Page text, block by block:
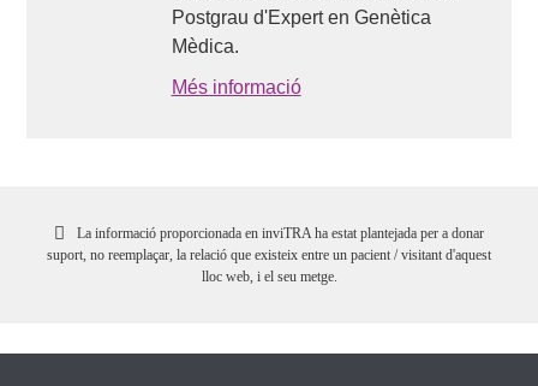
Postgrau d'Expert en Genètica
Mèdica.
Més informació
La informació proporcionada en inviTRA ha estat plantejada per a donar
suport, no reemplaçar, la relació que existeix entre un pacient / visitant d'aquest
lloc web, i el seu metge.